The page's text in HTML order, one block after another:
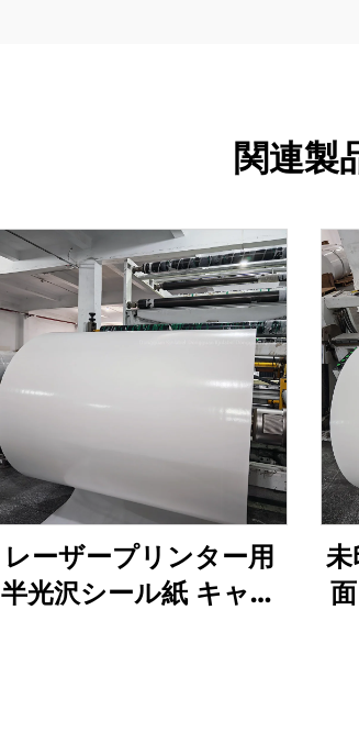
関連製
レーザープリンター用
半光沢シール紙 キャス
未